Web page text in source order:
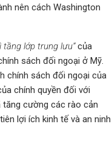
nên cách Washington
tầng lớp trung lưu”của
sách đối ngoại ở Mỹ.
chính sách đối ngoại của
chính quyền đối với
tăng cường các rào cản
lợi ích kinh tế và an ninh